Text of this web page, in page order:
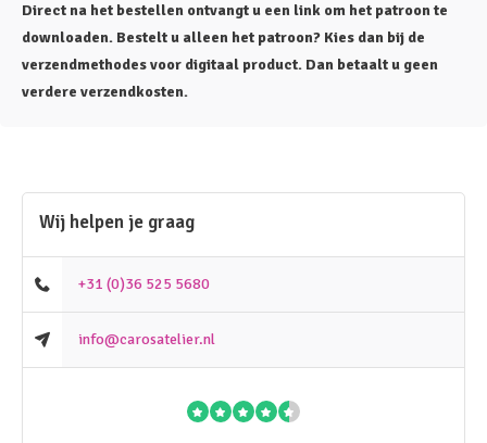
Direct na het bestellen ontvangt u een link om het patroon te
downloaden. Bestelt u alleen het patroon? Kies dan bij de
verzendmethodes voor digitaal product. Dan betaalt u geen
verdere verzendkosten.
Wij helpen je graag
+31 (0)36 525 5680
info@carosatelier.nl